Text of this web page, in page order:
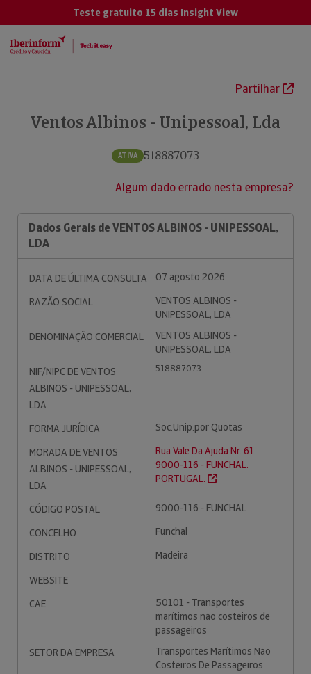
Teste gratuito 15 dias Insight View
Partilhar
Ventos Albinos - Unipessoal, Lda
ATIVA 518887073
Algum dado errado nesta empresa?
Dados Gerais de VENTOS ALBINOS - UNIPESSOAL,
LDA
DATA DE ÚLTIMA CONSULTA
07 agosto 2026
RAZÃO SOCIAL
VENTOS ALBINOS -
UNIPESSOAL, LDA
DENOMINAÇÃO COMERCIAL
VENTOS ALBINOS -
UNIPESSOAL, LDA
NIF/NIPC DE VENTOS
ALBINOS - UNIPESSOAL,
LDA
518887073
FORMA JURÍDICA
Soc.Unip.por Quotas
MORADA DE VENTOS
ALBINOS - UNIPESSOAL,
LDA
Rua Vale Da Ajuda Nr. 61
9000-116 - FUNCHAL.
PORTUGAL.
CÓDIGO POSTAL
9000-116 - FUNCHAL
CONCELHO
Funchal
DISTRITO
Madeira
WEBSITE
CAE
50101 - Transportes
marítimos não costeiros de
passageiros
SETOR DA EMPRESA
Transportes Marítimos Não
Costeiros De Passageiros